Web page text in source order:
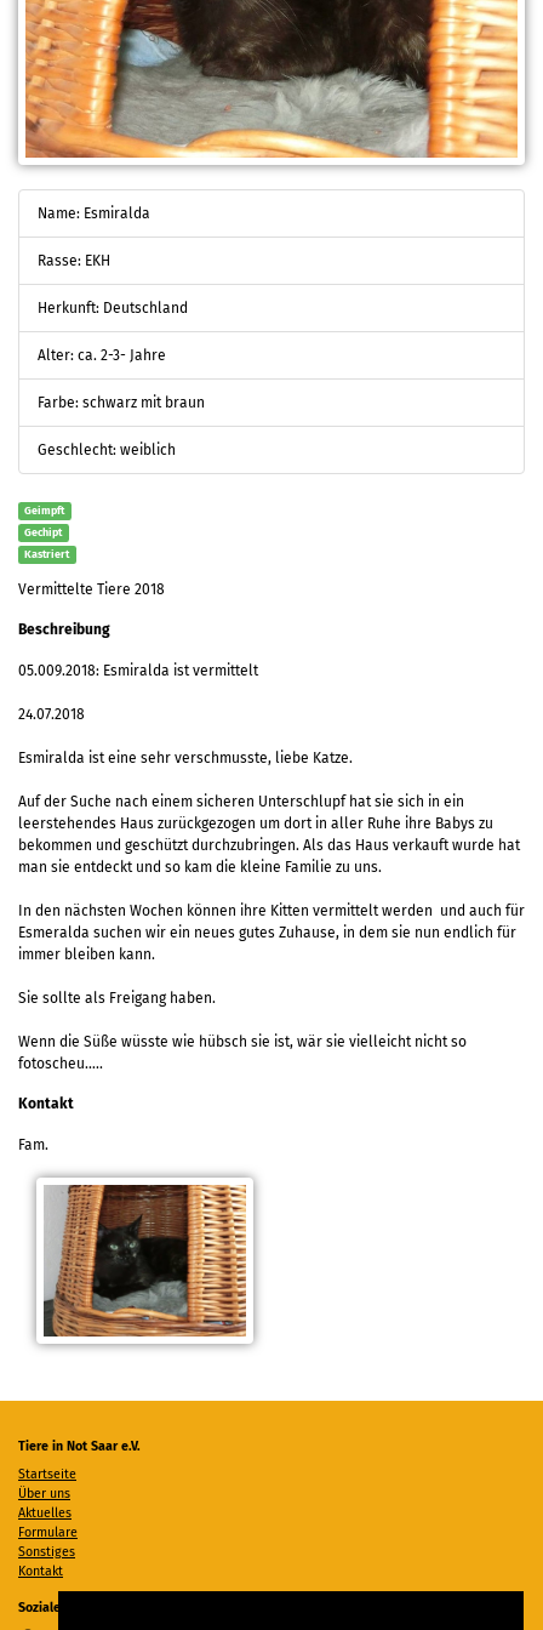
Name: Esmiralda
Rasse: EKH
Herkunft: Deutschland
Alter: ca. 2-3- Jahre
Farbe: schwarz mit braun
Geschlecht: weiblich
Geimpft
Gechipt
Kastriert
Vermittelte Tiere 2018
Beschreibung
05.009.2018: Esmiralda ist vermittelt
24.07.2018
Esmiralda ist eine sehr verschmusste, liebe Katze.
Auf der Suche nach einem sicheren Unterschlupf hat sie sich in ein
leerstehendes Haus zurückgezogen um dort in aller Ruhe ihre Babys zu
bekommen und geschützt durchzubringen. Als das Haus verkauft wurde hat
man sie entdeckt und so kam die kleine Familie zu uns.
In den nächsten Wochen können ihre Kitten vermittelt werden und auch für
Esmeralda suchen wir ein neues gutes Zuhause, in dem sie nun endlich für
immer bleiben kann.
Sie sollte als Freigang haben.
Wenn die Süße wüsste wie hübsch sie ist, wär sie vielleicht nicht so
fotoscheu…..
Kontakt
Fam.
Tiere in Not Saar e.V.
Startseite
Über uns
Aktuelles
Formulare
Sonstiges
Kontakt
Soziale Medien